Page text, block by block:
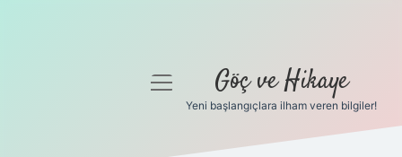
menüyü
Göç ve Hikaye
Yeni başlangıçlara ilham veren bilgiler!